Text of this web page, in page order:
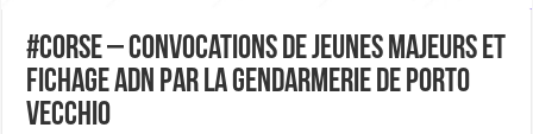
#Corse – Convocations de jeunes majeurs et
fichage ADN par la gendarmerie de Porto
Vecchio